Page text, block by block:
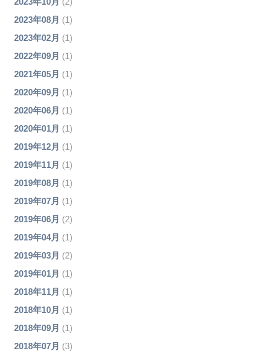
2023年08月 (1)
2023年02月 (1)
2022年09月 (1)
2021年05月 (1)
2020年09月 (1)
2020年06月 (1)
2020年01月 (1)
2019年12月 (1)
2019年11月 (1)
2019年08月 (1)
2019年07月 (1)
2019年06月 (2)
2019年04月 (1)
2019年03月 (2)
2019年01月 (1)
2018年11月 (1)
2018年10月 (1)
2018年09月 (1)
2018年07月 (3)